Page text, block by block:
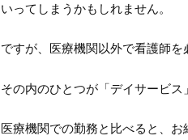
いってしまうかもしれません。
ですが、医療機関以外で看護師を
その内のひとつが「デイサービス
医療機関での勤務と比べると、